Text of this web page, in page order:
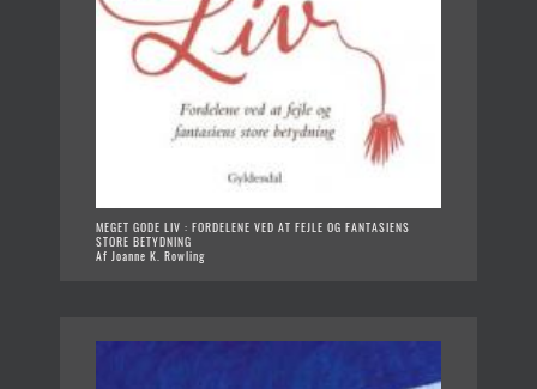
MEGET GODE LIV : FORDELENE VED AT FEJLE OG FANTASIENS
STORE BETYDNING
Af Joanne K. Rowling